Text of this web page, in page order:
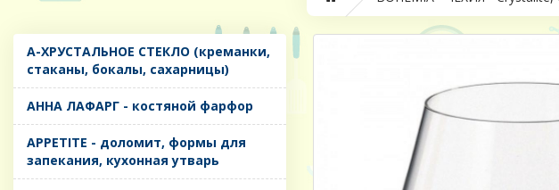
A-ХРУСТАЛЬНОЕ СТЕКЛО (креманки,
стаканы, бокалы, сахарницы)
AHHA ЛАФАРГ - костяной фарфор
APPETITE - доломит, формы для
запекания, кухонная утварь